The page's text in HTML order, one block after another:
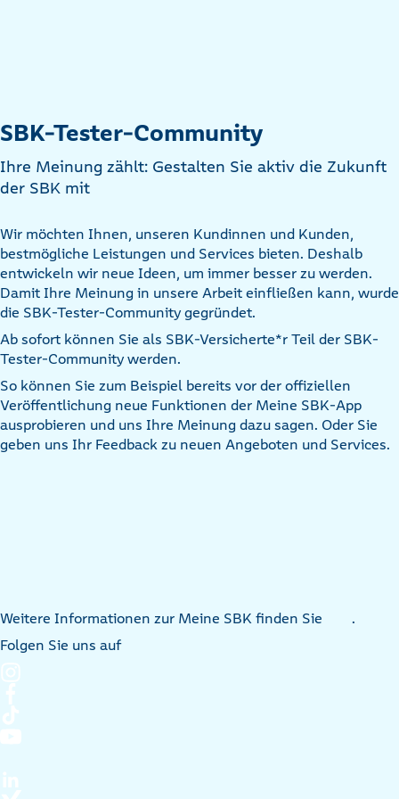
SBK-Tester-Community
Ihre Meinung zählt: Gestalten Sie aktiv die Zukunft
der SBK mit
Wir möchten Ihnen, unseren Kundinnen und Kunden,
bestmögliche Leistungen und Services bieten. Deshalb
entwickeln wir neue Ideen, um immer besser zu werden.
Damit Ihre Meinung in unsere Arbeit einfließen kann, wurde
die SBK-Tester-Community gegründet.
Ab sofort können Sie als SBK-Versicherte*r Teil der SBK-
Tester-Community werden.
So können Sie zum Beispiel bereits vor der offiziellen
Veröffentlichung neue Funktionen der Meine SBK-App
ausprobieren und uns Ihre Meinung dazu sagen. Oder Sie
geben uns Ihr Feedback zu neuen Angeboten und Services.
Weitere Informationen zur Meine SBK finden Sie
.
Folgen Sie uns auf